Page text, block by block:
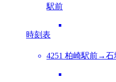
駅前
時刻表
4251 柏崎駅前→